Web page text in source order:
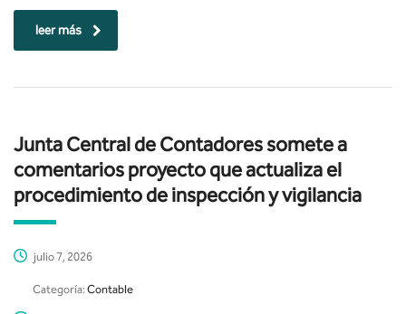
leer más
Junta Central de Contadores somete a
comentarios proyecto que actualiza el
procedimiento de inspección y vigilancia
julio 7, 2026
Categoría: Contable